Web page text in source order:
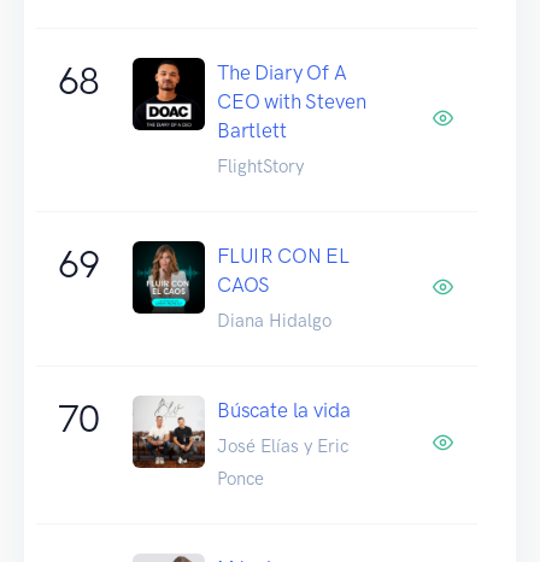
68
The Diary Of A
CEO with Steven
Bartlett
FlightStory
69
FLUIR CON EL
CAOS
Diana Hidalgo
70 Búscate la vida
José Elías y Eric
Ponce